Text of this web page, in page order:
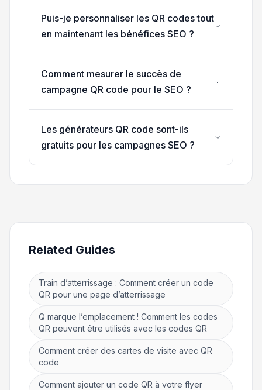
Puis-je personnaliser les QR codes tout
en maintenant les bénéfices SEO ?
Comment mesurer le succès de
campagne QR code pour le SEO ?
Les générateurs QR code sont-ils
gratuits pour les campagnes SEO ?
Related Guides
Train d’atterrissage : Comment créer un code
QR pour une page d’atterrissage
Q marque l’emplacement ! Comment les codes
QR peuvent être utilisés avec les codes QR
Comment créer des cartes de visite avec QR
code
Comment ajouter un code QR à votre flyer